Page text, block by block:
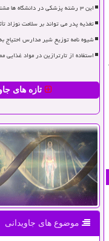
این ۳ رشته پزشکی در دانشگاه ها مشتری ندارد!
تغذیه پدر می تواند بر سلامت نوزاد
شیوه نامه توزیع شیر مدارس احتیاج
استفاده از تارترازین در مواد غذایی
تازه های
موضوع های جاویدانی